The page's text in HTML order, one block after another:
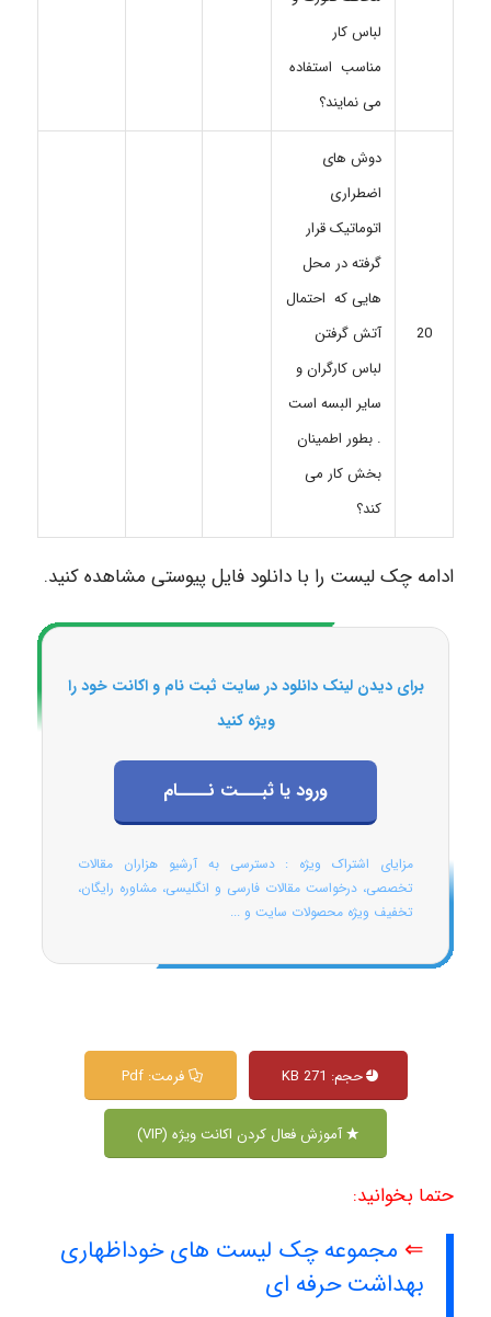
لباس کار
مناسب استفاده
می نمایند؟
20
دوش های
اضطراری
اتوماتیک قرار
گرفته در محل
هایی که احتمال
آتش گرفتن
لباس کارگران و
سایر البسه است
. بطور اطمینان
بخش کار می
کند؟
ادامه چک لیست را با دانلود فایل پیوستی مشاهده کنید.
برای دیدن لینک دانلود در سایت ثبت نام و اکانت خود را
ویژه کنید
ورود یا ثبـــت نــــام
مزایای اشتراک ویژه : دسترسی به آرشیو هزاران مقالات
تخصصی، درخواست مقالات فارسی و انگلیسی، مشاوره رایگان،
تخفیف ویژه محصولات سایت و ...
حجم: 271 KB فرمت: Pdf
آموزش فعال کردن اکانت ویژه (VIP)
حتما بخوانید:
⇐ مجموعه چک لیست های خوداظهاری
بهداشت حرفه ای